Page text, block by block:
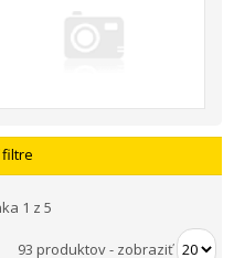
1 z 5
93 produktov- zobraziť